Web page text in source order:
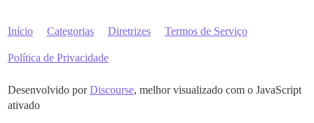
Início Categorias Diretrizes Termos de Serviço
Política de Privacidade
Desenvolvido porDiscourse, melhor visualizado com o JavaScript
ativado